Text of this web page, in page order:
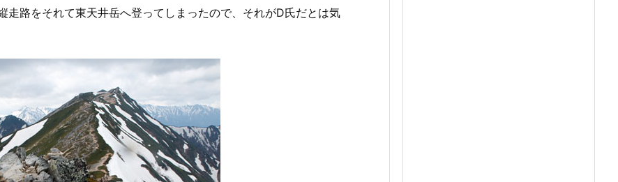
路をそれて東天井岳へ登ってしまったので、それがD氏だとは気